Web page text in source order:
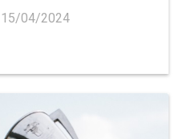
15/04/2024